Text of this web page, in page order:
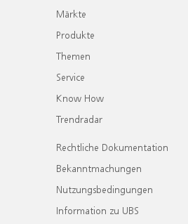
Märkte
Produkte
Themen
Service
Know How
Trendradar
Rechtliche Dokumentation
Bekanntmachungen
Nutzungsbedingungen
Information zu UBS